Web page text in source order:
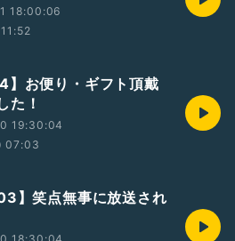
18:00:06
11:52
】お便り・ギフト頂戴
た！
19:30:04
07:03
】笑点無事に放送され